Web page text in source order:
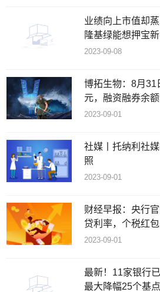
业绩向上市值却
隆基绿能想押宝
2023-09-08
博拓生物：8月31
元，融资融券余
2023-09-01
社媒丨托纳利社
照
2023-09-01
财经早报：央行
贷利率，个税红
元！
2023-09-01
最新！11家银行
最大降幅25个基点